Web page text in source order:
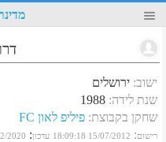
ישוב: ירושלים
שנת לידה:
1988
שחקן בקבוצת: פיליפ לאון FC
רישום:
15/07/2012 18:09:18 עדכון:
12:20:35